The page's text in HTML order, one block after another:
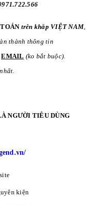
trên khắp VIỆT NAM
thành thông tin
EMAIL (ko bắt buộc).
NGƯỜI TIÊU DÙNG
kiện